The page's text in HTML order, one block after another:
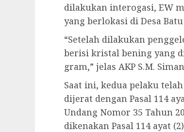
dilakukan interogasi, EW
yang berlokasi di Desa Batu
“Setelah dilakukan
berisi kristal bening yang
gram,” jelas AKP S.M.
Saat ini, kedua pelaku
dijerat dengan Pasal 114
Undang Nomor 35 Tahun
dikenakan Pasal 114 ayat